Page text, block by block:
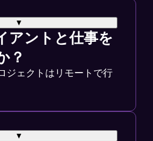
▼
アントと仕事を
？
ジェクトはリモートで行
▼